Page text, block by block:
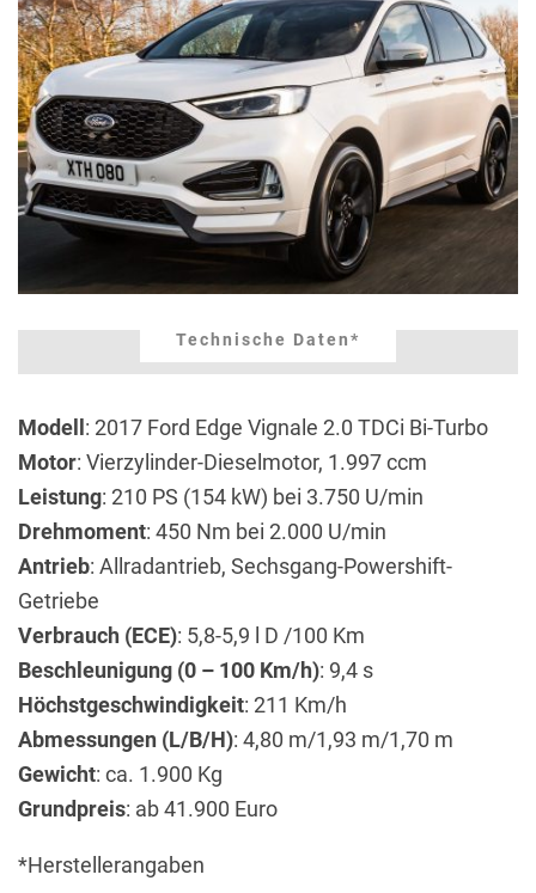
Technische Daten*
Modell: 2017 Ford Edge Vignale 2.0 TDCi Bi-Turbo
Motor: Vierzylinder-Dieselmotor, 1.997 ccm
Leistung: 210 PS (154 kW) bei 3.750 U/min
Drehmoment: 450 Nm bei 2.000 U/min
Antrieb: Allradantrieb, Sechsgang-Powershift-
Getriebe
Verbrauch (ECE): 5,8-5,9 l D /100 Km
Beschleunigung (0 – 100 Km/h): 9,4 s
Höchstgeschwindigkeit: 211 Km/h
Abmessungen (L/B/H): 4,80 m/1,93 m/1,70 m
Gewicht: ca. 1.900 Kg
Grundpreis: ab 41.900 Euro
*Herstellerangaben